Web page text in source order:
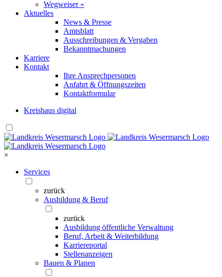
Wegweiser »
Aktuelles
News & Presse
Amtsblatt
Ausschreibungen & Vergaben
Bekanntmachungen
Karriere
Kontakt
Ihre Ansprechpersonen
Anfahrt & Öffnungszeiten
Kontaktformular
Kreishaus digital
×
Services
zurück
Ausbildung & Beruf
zurück
Ausbildung öffentliche Verwaltung
Beruf, Arbeit & Weiterbildung
Karriereportal
Stellenanzeigen
Bauen & Planen